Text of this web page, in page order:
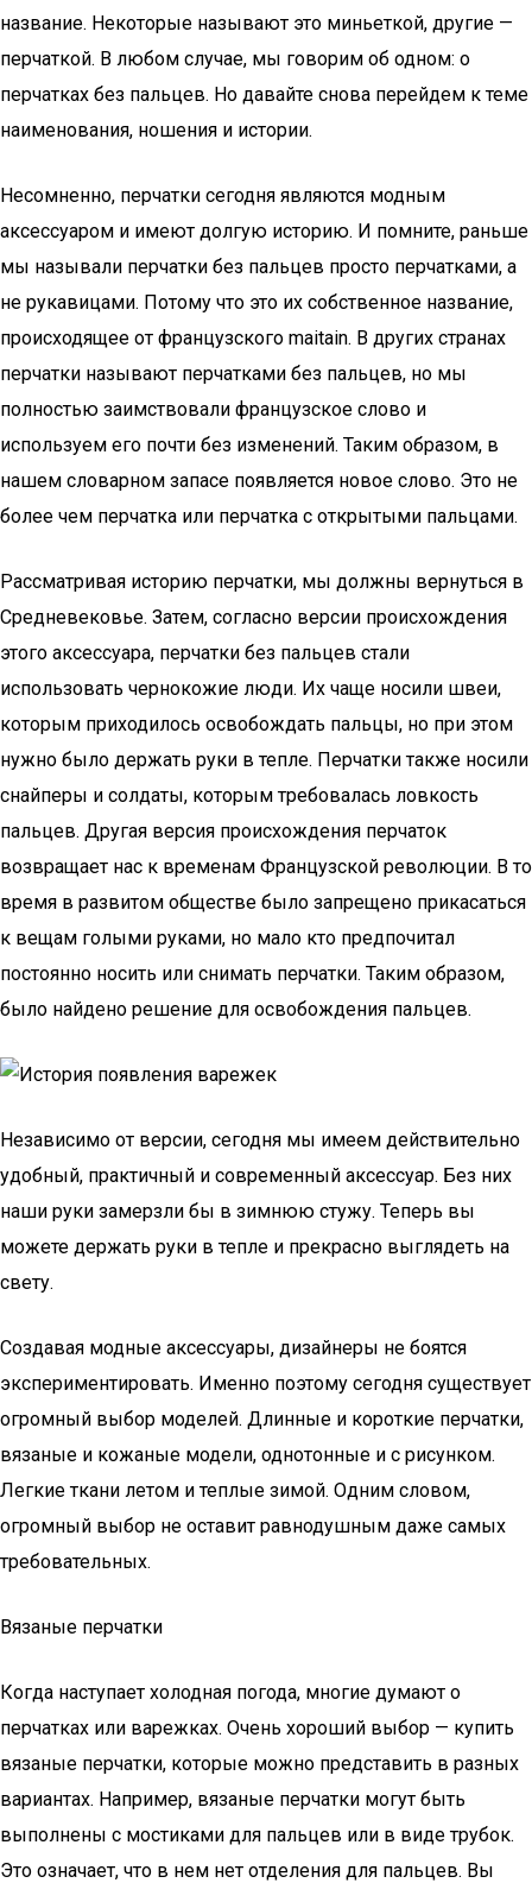
название. Некоторые называют это миньеткой, другие —
перчаткой. В любом случае, мы говорим об одном: о
перчатках без пальцев. Но давайте снова перейдем к теме
наименования, ношения и истории.
Несомненно, перчатки сегодня являются модным
аксессуаром и имеют долгую историю. И помните, раньше
мы называли перчатки без пальцев просто перчатками, а
не рукавицами. Потому что это их собственное название,
происходящее от французского maitain. В других странах
перчатки называют перчатками без пальцев, но мы
полностью заимствовали французское слово и
используем его почти без изменений. Таким образом, в
нашем словарном запасе появляется новое слово. Это не
более чем перчатка или перчатка с открытыми пальцами.
Рассматривая историю перчатки, мы должны вернуться в
Средневековье. Затем, согласно версии происхождения
этого аксессуара, перчатки без пальцев стали
использовать чернокожие люди. Их чаще носили швеи,
которым приходилось освобождать пальцы, но при этом
нужно было держать руки в тепле. Перчатки также носили
снайперы и солдаты, которым требовалась ловкость
пальцев. Другая версия происхождения перчаток
возвращает нас к временам Французской революции. В то
время в развитом обществе было запрещено прикасаться
к вещам голыми руками, но мало кто предпочитал
постоянно носить или снимать перчатки. Таким образом,
было найдено решение для освобождения пальцев.
Независимо от версии, сегодня мы имеем действительно
удобный, практичный и современный аксессуар. Без них
наши руки замерзли бы в зимнюю стужу. Теперь вы
можете держать руки в тепле и прекрасно выглядеть на
свету.
Создавая модные аксессуары, дизайнеры не боятся
экспериментировать. Именно поэтому сегодня существует
огромный выбор моделей. Длинные и короткие перчатки,
вязаные и кожаные модели, однотонные и с рисунком.
Легкие ткани летом и теплые зимой. Одним словом,
огромный выбор не оставит равнодушным даже самых
требовательных.
Вязаные перчатки
Когда наступает холодная погода, многие думают о
перчатках или варежках. Очень хороший выбор — купить
вязаные перчатки, которые можно представить в разных
вариантах. Например, вязаные перчатки могут быть
выполнены с мостиками для пальцев или в виде трубок.
Это означает, что в нем нет отделения для пальцев. Вы